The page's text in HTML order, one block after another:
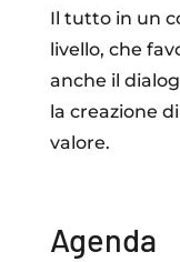
Il tutto in un
livello, che
anche il
la creazione
valore.
Agenda